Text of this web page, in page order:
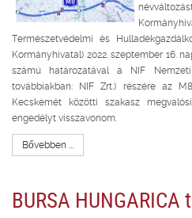
Természetvédelmi és
Kormányhivatal) 2022. szeptember 16.
számú határozatával a NIF
továbbiakban: NIF Zrt.) részére az
Kecskemét közötti szakasz
engedélyt visszavonom.
Bővebben ...
BURSA